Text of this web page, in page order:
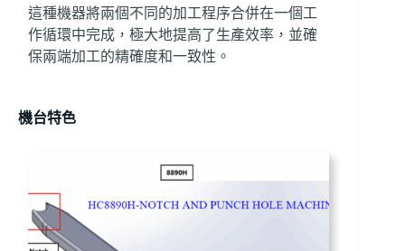
這種機器將兩個不同的加工程序合併在一個工
作循環中完成，極大地提高了生產效率，並確
保兩端加工的精確度和一致性。
機台特色